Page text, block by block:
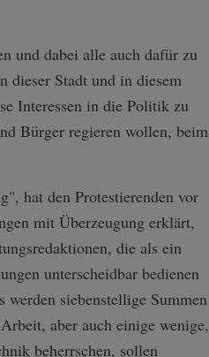
und dabei alle auch dafür zu
dieser Stadt und in diesem
Interessen in die Politik zu
Bürger regieren wollen, beim
hat den Protestierenden vor
mit Überzeugung erklärt,
die als ein
unterscheidbar bedienen
siebenstellige Summen
aber auch einige wenige,
beherrschen, sollen